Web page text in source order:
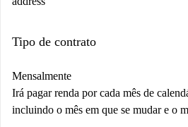
Tipo de contrato
Mensalmente
Irá pagar renda por cada mês de
incluindo o mês em que se mudar e o